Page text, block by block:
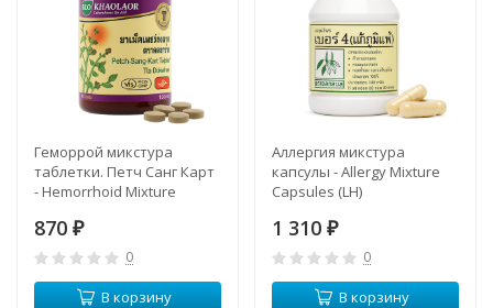
​Геморрой микстура
таблетки. Петч Санг Карт
- Hemorrhoid Mixture
(KLO)
870 ₽
0
В корзину
​Аллергия микстура
капсулы - Allergy Mixture
Capsules (LH)
1 310 ₽
0
В корзину